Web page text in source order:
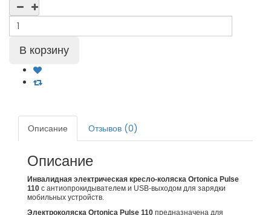
Описание Отзывов (0)
Описание
Инвалидная электрическая кресло-коляска Ortonica Pulse
110 с антиопрокидывателем и USB-выходом для зарядки
мобильных устройств.
Электроколяска Ortonica Pulse 110 предназначена для